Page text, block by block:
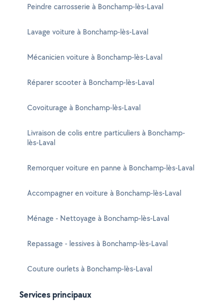
Peindre carrosserie à Bonchamp-lès-Laval
Lavage voiture à Bonchamp-lès-Laval
Mécanicien voiture à Bonchamp-lès-Laval
Réparer scooter à Bonchamp-lès-Laval
Covoiturage à Bonchamp-lès-Laval
Livraison de colis entre particuliers à Bonchamp-
lès-Laval
Remorquer voiture en panne à Bonchamp-lès-Laval
Accompagner en voiture à Bonchamp-lès-Laval
Ménage - Nettoyage à Bonchamp-lès-Laval
Repassage - lessives à Bonchamp-lès-Laval
Couture ourlets à Bonchamp-lès-Laval
Services principaux